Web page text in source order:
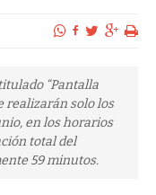
“Pantalla
realizarán solo los
en los horarios
total del
59 minutos.